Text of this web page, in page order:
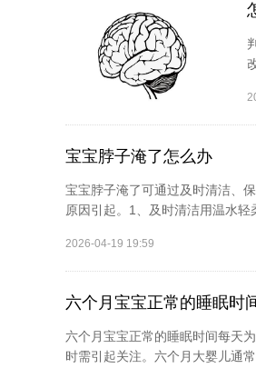
宝宝脖子淹了怎么办
宝宝脖子淹了可通过及时清洁、
原因引起。1、及时清洁用温水
2026-04-19 19:59
六个月宝宝正常的睡眠时
六个月宝宝正常的睡眠时间每天
时需引起关注。六个月大婴儿通